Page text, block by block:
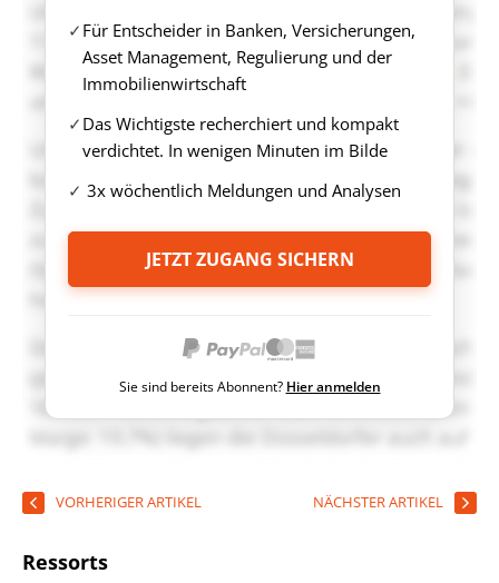
Für Entscheider in Banken, Versicherungen,
Asset Management, Regulierung und der
Immobilienwirtschaft
Das Wichtigste recherchiert und kompakt
verdichtet. In wenigen Minuten im Bilde
3x wöchentlich Meldungen und Analysen
JETZT ZUGANG SICHERN
Sie sind bereits Abonnent? Hier anmelden
VORHERIGER ARTIKEL NÄCHSTER ARTIKEL
Ressorts